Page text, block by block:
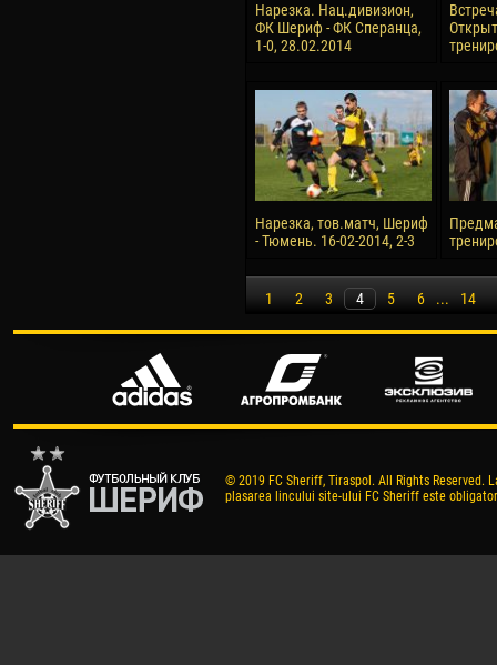
Нарезка. Нац.дивизион,
ФК Шериф - ФК Сперанца,
1-0, 28.02.2014
Нарезка, тов.матч, Шериф
- Тюмень. 16-02-2014, 2-3
1 2 3 4 5 6 ... 14
© 2019 FC Sheriff, Tiraspol. All Rights
plasarea lincului site-ului FC Sheriff este